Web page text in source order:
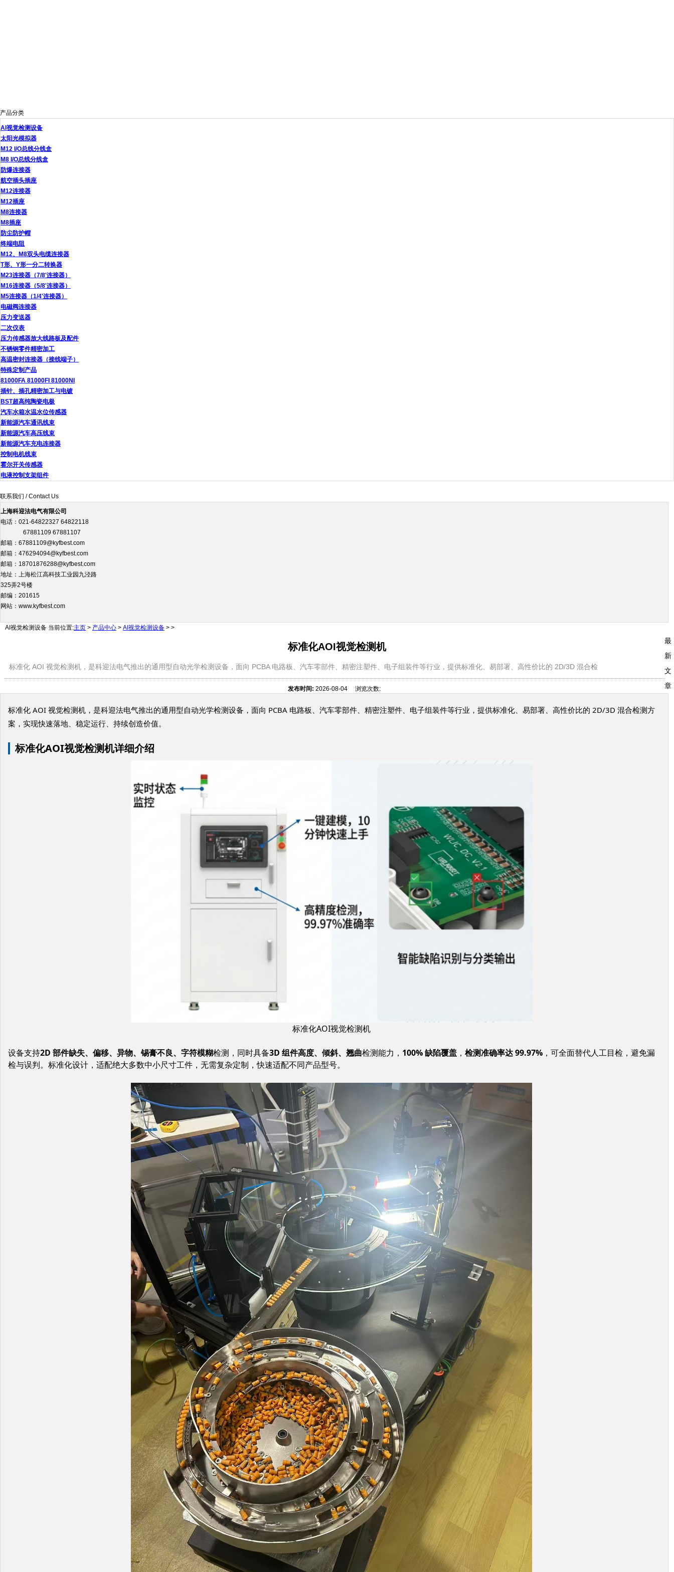
产品分类
AI视觉检测设备
太阳光模拟器
M12 I/O总线分线盒
M8 I/O总线分线盒
防爆连接器
航空插头插座
M12连接器
M12插座
M8连接器
M8插座
防尘防护帽
终端电阻
M12、M8双头电缆连接器
T形、Y形一分二转换器
M23连接器（7/8'连接器）
M16连接器（5/8'连接器）
M5连接器（1/4'连接器）
电磁阀连接器
压力变送器
二次仪表
压力传感器放大线路板及配件
不锈钢零件精密加工
高温密封连接器（接线端子）
特殊定制产品
81000FA 81000FI 81000NI
插针、插孔精密加工与电镀
BST超高纯陶瓷电极
汽车水箱水温水位传感器
新能源汽车通讯线束
新能源汽车高压线束
新能源汽车充电连接器
控制电机线束
霍尔开关传感器
电液控制支架组件
联系我们 / Contact Us
上海科迎法电气有限公司
电话：021-64822327 64822118
67881109 67881107
邮箱：67881109@kyfbest.com
邮箱：476294094@kyfbest.com
邮箱：18701876288@kyfbest.com
地址：上海松江高科技工业园九泾路
325弄2号楼
邮编：201615
网站：www.kyfbest.com
AI视觉检测设备 当前位置:主页 > 产品中心 > AI视觉检测设备 > >
标准化AOI视觉检测机
标准化 AOI 视觉检测机，是科迎法电气推出的通用型自动光学检测设备，面向 PCBA 电路板、汽车零部件、精密注塑件、电子组装件等行业，提供标准化、易部署、高性价比的 2D/3D 混合检
发布时间: 2026-08-04 浏览次数:
标准化 AOI 视觉检测机，是科迎法电气推出的通用型自动光学检测设备，面向 PCBA 电路板、汽车零部件、精密注塑件、电子组装件等行业，提供标准化、易部署、高性价比的 2D/3D 混合检测方
案，实现快速落地、稳定运行、持续创造价值。
标准化AOI视觉检测机详细介绍
标准化AOI视觉检测机
设备支持2D 部件缺失、偏移、异物、锡膏不良、字符模糊检测，同时具备3D 组件高度、倾斜、翘曲检测能力， 100% 缺陷覆盖 ， 检测准确率达 99.97% ，可全面替代人工目检，避免漏
检与误判。标准化设计，适配绝大多数中小尺寸工件，无需复杂定制，快速适配不同产品型号。
最
新
文
章